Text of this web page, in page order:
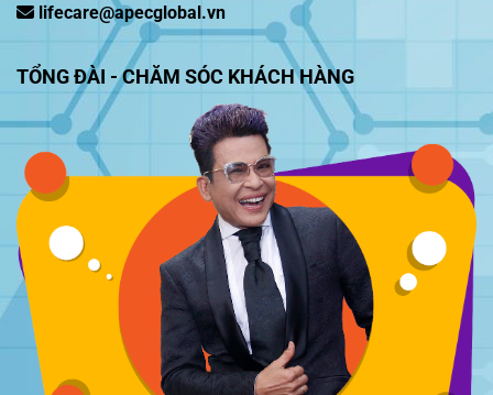
lifecare@apecglobal.vn
TỔNG ĐÀI - CHĂM SÓC KHÁCH HÀNG